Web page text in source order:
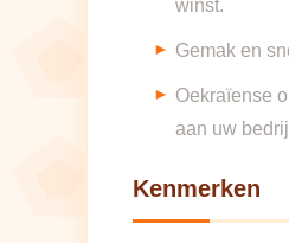
winst.
Gemak en
Oekraïense
aan uw
Kenmerken